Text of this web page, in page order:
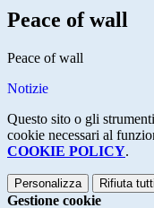
Peace of wall
Peace of wall
Notizie
Questo sito o gli
cookie necessari al
COOKIE POLICY.
Personalizza Rifiuta tutti
Gestione cookie